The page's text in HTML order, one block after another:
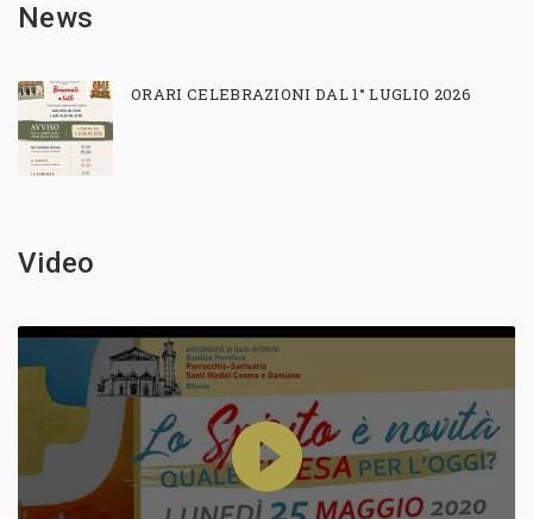
News
ORARI CELEBRAZIONI DAL 1° LUGLIO 2026
Video